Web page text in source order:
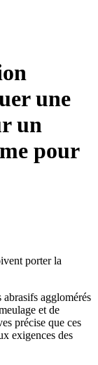
une
un
pour
porter la
agglomérés
et de
précise que ces
exigences des